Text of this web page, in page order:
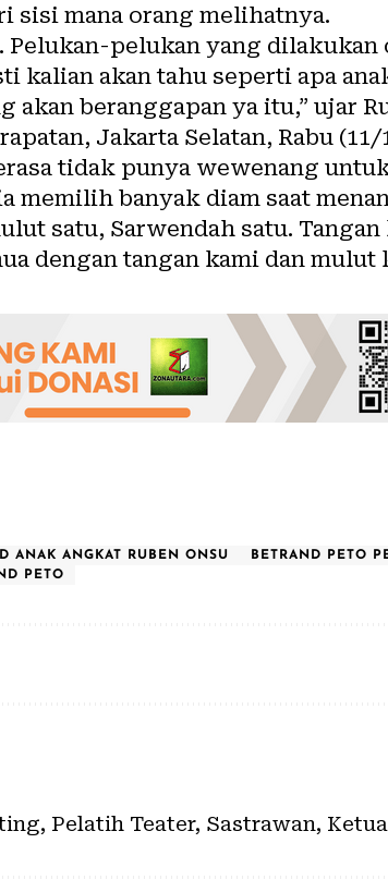
sisi mana orang melihatnya.
Pelukan-pelukan yang
kalian akan tahu seperti apa
akan beranggapan ya itu,” ujar
Jakarta Selatan, Rabu (11/
tidak punya wewenang
memilih banyak diam saat
satu, Sarwendah satu.
dengan tangan kami dan mulut
ANAK ANGKAT RUBEN ONSU
BETRAND PETO
PETO
Pelatih Teater, Sastrawan,